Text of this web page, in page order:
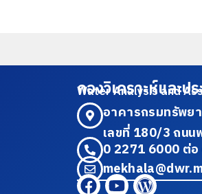
กองวิเคราะห์และ
Water Analysis and
อาคารกรมทรัพย
เลขที่ 180/3 ถน
0 2271 6000 ต่